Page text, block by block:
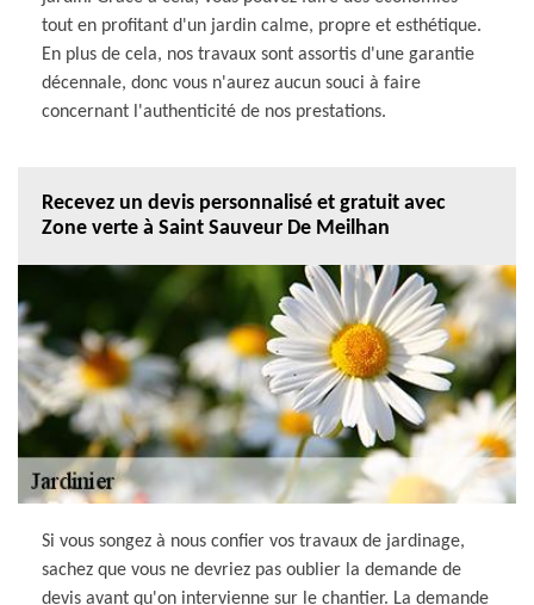
tout en profitant d'un jardin calme, propre et esthétique.
En plus de cela, nos travaux sont assortis d'une garantie
décennale, donc vous n'aurez aucun souci à faire
concernant l'authenticité de nos prestations.
Recevez un devis personnalisé et gratuit avec
Zone verte à Saint Sauveur De Meilhan
Si vous songez à nous confier vos travaux de jardinage,
sachez que vous ne devriez pas oublier la demande de
devis avant qu'on intervienne sur le chantier. La demande